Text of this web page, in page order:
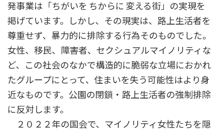
発事業は「ちがいを ちからに 変える街」の実現を
掲げています。しかし、その現実は、路上生活者を
尊重せず、暴力的に排除する行為そのものでした。
女性、移民、障害者、セクシュアルマイノリティな
ど、この社会のなかで構造的に脆弱な立場におかれ
たグループにとって、住まいを失う可能性はより身
近なものです。公園の閉鎖・路上生活者の強制排除
に反対します。
２０２２年の国会で、マイノリティ女性たちを隠